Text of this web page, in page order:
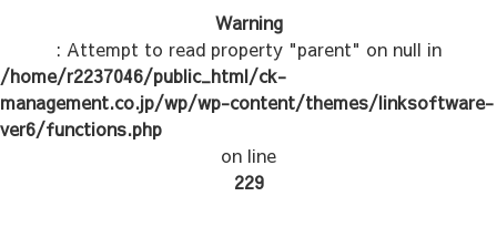
Warning
: Attempt to read property "parent" on null in
/home/r2237046/public_html/ck-
management.co.jp/wp/wp-content/themes/linksoftware-
ver6/functions.php
on line
229